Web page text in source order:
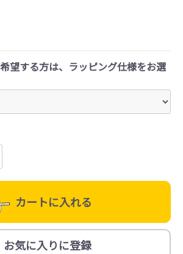
望する方は、ラッピング仕様をお選
カートに入れる
お気に入りに登録